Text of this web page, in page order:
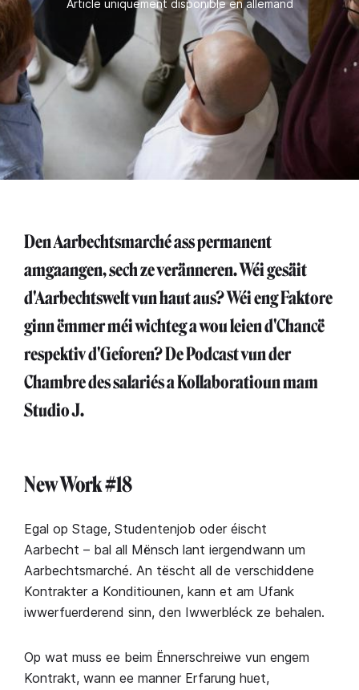
Article uniquement disponible en allemand
Den Aarbechtsmarché ass permanent
amgaangen, sech ze veränneren. Wéi gesäit
d'Aarbechtswelt vun haut aus? Wéi eng Faktore
ginn ëmmer méi wichteg a wou leien d'Chancë
respektiv d'Geforen? De Podcast vun der
Chambre des salariés a Kollaboratioun mam
Studio J.
New Work #18
Egal op Stage, Studentenjob oder éischt
Aarbecht – bal all Mënsch lant iergendwann um
Aarbechtsmarché. An tëscht all de verschiddene
Kontrakter a Konditiounen, kann et am Ufank
iwwerfuerderend sinn, den Iwwerbléck ze behalen.
Op wat muss ee beim Ënnerschreiwe vun engem
Kontrakt, wann ee manner Erfarung huet,